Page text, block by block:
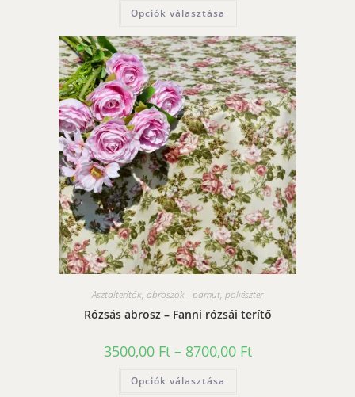
Opciók választása
több
variációja
van.
A
változatok
a
termékoldalon
választhatók
ki
Asztalterítők, abroszok - pamut, poliészter
Rózsás abrosz – Fanni rózsái terítő
3500,00 Ft – 8700,00 FtÁrtartomány:
3500,00 Ft
Opciók választása